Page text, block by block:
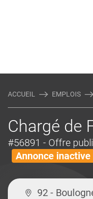
ACCUEIL EMPLOIS
Chargé de
#56891 - Offre
Annonce inactive
92 -